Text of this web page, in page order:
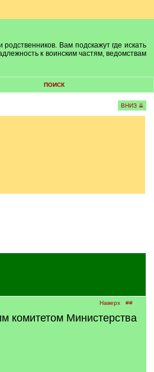
Вам подскажут где искать
к воинским частям, ведомствам
ПОИСК
ВНИЗ ⇊
Наверх ##
комитетом Министерства